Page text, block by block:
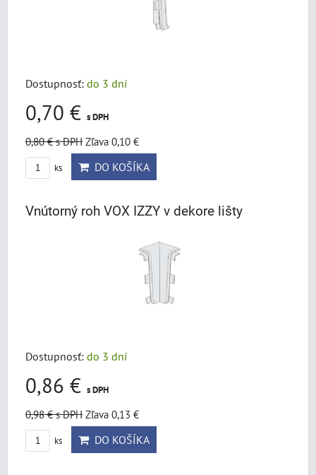
Dostupnosť: do 3 dní
0,70 € s DPH
0,80 €s DPH Zľava 0,10 €
ks DO KOŠÍKA
Vnútorný roh VOX IZZY v dekore lišty
Dostupnosť: do 3 dní
0,86 € s DPH
0,98 €s DPH Zľava 0,13 €
ks DO KOŠÍKA